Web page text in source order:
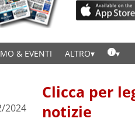
& EVENTI ALTRO
2024
Clicca per
notizie